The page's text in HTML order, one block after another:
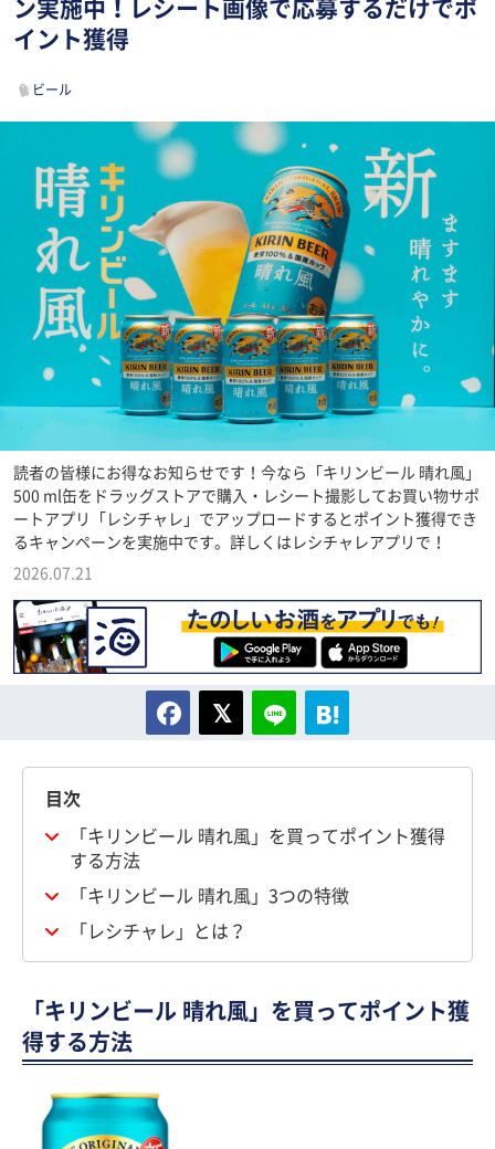
ン実施中！レシート画像で応募するだけでポ
イント獲得
ビール
読者の皆様にお得なお知らせです！今なら「キリンビール 晴れ風」
500 ml缶をドラッグストアで購入・レシート撮影してお買い物サポ
ートアプリ「レシチャレ」でアップロードするとポイント獲得でき
るキャンペーンを実施中です。詳しくはレシチャレアプリで！
2026.07.21
目次
「キリンビール 晴れ風」を買ってポイント獲得
する方法
「キリンビール 晴れ風」3つの特徴
「レシチャレ」とは？
「キリンビール 晴れ風」を買ってポイント獲
得する方法